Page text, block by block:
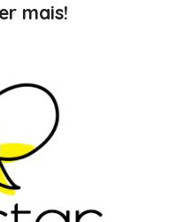
mais!